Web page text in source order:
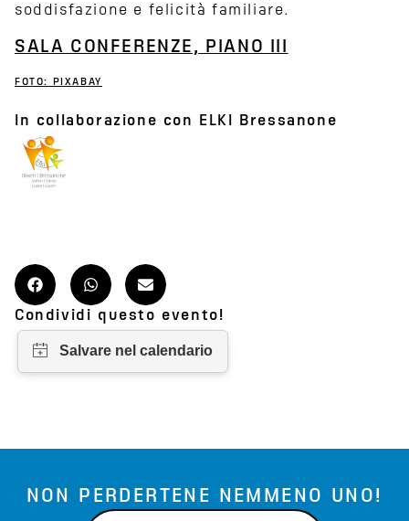
soddisfazione e felicità familiare.
SALA CONFERENZE, PIANO III
FOTO: PIXABAY
In collaborazione con ELKI Bressanone
Condividi questo evento!
NON PERDERTENE NEMMENO UNO!